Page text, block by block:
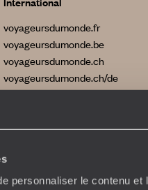
personnaliser le contenu
voyageursdumonde.fr
voyageursdumonde.be
voyageursdumonde.ch
voyageursdumonde.ch/de
voyageursdumonde.com